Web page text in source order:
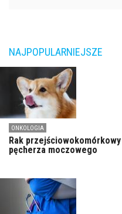
NAJPOPULARNIEJSZE
ONKOLOGIA
Rak
pęcherza moczowego